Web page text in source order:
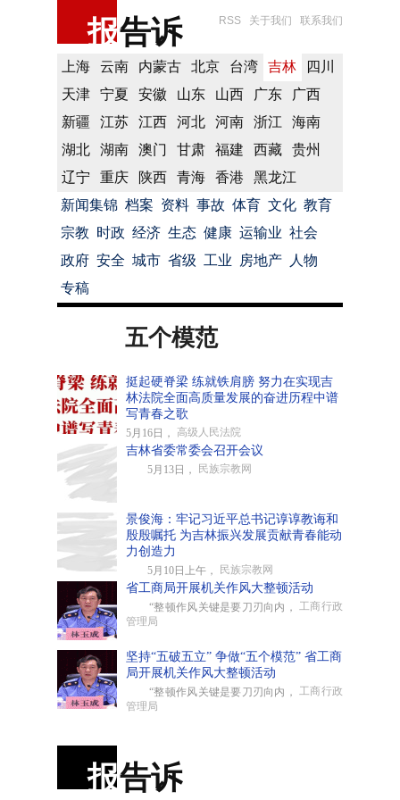
报告诉 RSS 关于我们 联系我们
上海 云南 内蒙古 北京 台湾 吉林
四川
天津
宁夏 安徽 山东 山西 广东
广西
新疆
江苏 江西 河北 河南 浙江
海南
湖北
湖南 澳门 甘肃 福建 西藏
贵州
辽宁
重庆 陕西 青海 香港
黑龙江
新闻集锦 档案 资料 事故 体育 文化 教育
宗教 时政 经济 生态 健康 运输业 社会
政府 安全 城市 省级 工业 房地产
人物
专稿
五个模范
挺起硬脊梁 练就铁肩膀 努力在实现吉
林法院全面高质量发展的奋进历程中谱
写青春之歌
5月16日， 高级人民法院
吉林省委常委会召开会议
5月13日， 民族宗教网
景俊海：牢记习近平总书记谆谆教诲和
殷殷嘱托 为吉林振兴发展贡献青春能动
力创造力
5月10日上午， 民族宗教网
省工商局开展机关作风大整顿活动
“整顿作风关键是要刀刃向内，工商行政
管理局
坚持“五破五立” 争做“五个模范” 省工商
局开展机关作风大整顿活动
“整顿作风关键是要刀刃向内，工商行政
管理局
报告诉